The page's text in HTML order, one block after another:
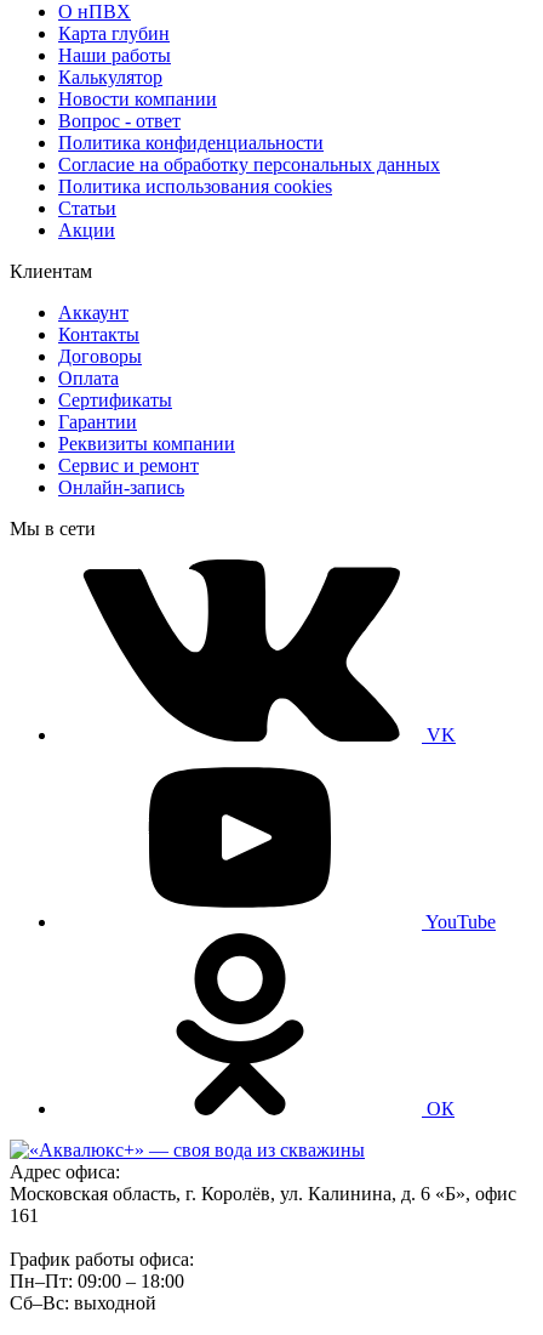
О нПВХ
Карта глубин
Наши работы
Калькулятор
Новости компании
Вопрос - ответ
Политика конфиденциальности
Согласие на обработку персональных данных
Политика использования cookies
Статьи
Акции
Клиентам
Аккаунт
Контакты
Договоры
Оплата
Сертификаты
Гарантии
Реквизиты компании
Сервис и ремонт
Онлайн-запись
Мы в сети
VK
YouTube
ОК
Адрес офиса:
Московская область, г. Королёв, ул. Калинина, д. 6 «Б», офис
161
График работы офиса:
Пн–Пт: 09:00 – 18:00
Сб–Вс: выходной